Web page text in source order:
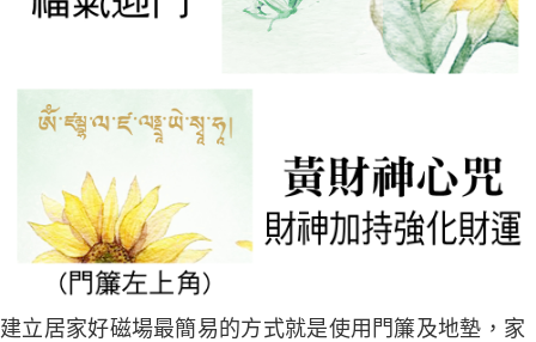
建立居家好磁場最簡易的方式就是使用門簾及地墊，家